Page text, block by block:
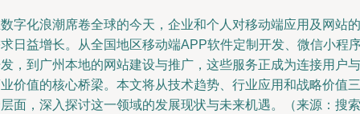
字化浪潮席卷全球的今天，企业和个人对移动端应用及网站的
日益增长。从全国地区移动端APP软件定制开发、微信小程
，到广州本地的网站建设与推广，这些服务正成为连接用户与
价值的核心桥梁。本文将从技术趋势、行业应用和战略价值三
面，深入探讨这一领域的发展现状与未来机遇。（来源：搜索